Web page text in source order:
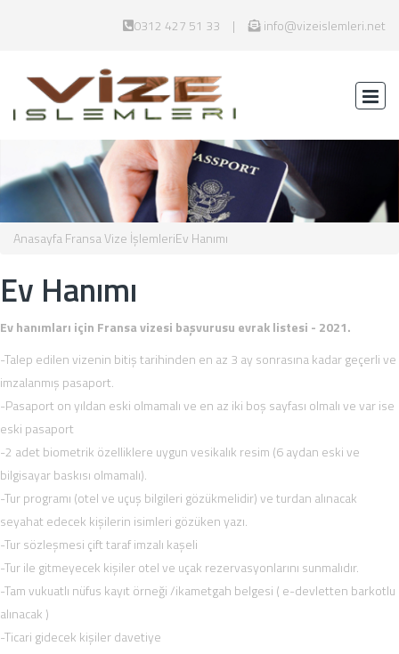
0312 427 51 33 info@vizeislemleri.net
AnasayfaFransa Vize İşlemleriEv Hanımı
Ev Hanımı
Ev hanımları için Fransa vizesi başvurusu evrak listesi - 2021.
-Talep edilen vizenin bitiş tarihinden en az 3 ay sonrasına kadar geçerli ve
imzalanmış pasaport.
-Pasaport on yıldan eski olmamalı ve en az iki boş sayfası olmalı ve var ise
eski pasaport
-2 adet biometrik özelliklere uygun vesikalık resim (6 aydan eski ve
bilgisayar baskısı olmamalı).
-Tur programı (otel ve uçuş bilgileri gözükmelidir) ve turdan alınacak
seyahat edecek kişilerin isimleri gözüken yazı.
-Tur sözleşmesi çift taraf imzalı kaşeli
-Tur ile gitmeyecek kişiler otel ve uçak rezervasyonlarını sunmalıdır.
-Tam vukuatlı nüfus kayıt örneği /ikametgah belgesi ( e-devletten barkotlu
alınacak )
-Ticari gidecek kişiler davetiye